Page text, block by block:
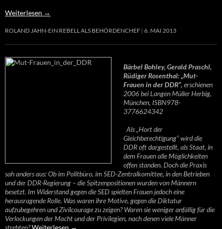
Weiterlesen →
ROLAND JAHN-EIN REBELL ALS BEHÖRDENCHEF 6. MAI 2013
Bärbel Bohley, Gerald Praschl,
Rüdiger Rosenthal: „Mut-
Frauen in der DDR“,erschienen
2006 bei Langen Müller Herbig,
München, ISBN978-
3776624342
Als „Hort der
Gleichberechtigung“ wird die
DDR oft dargestellt, als Staat, in
dem Frauen alle Möglichkeiten
offen standen. Doch die Praxis
sah anders aus: Ob im Politbüro, im SED-Zentralkomittee, in den Betrieben
und der DDR-Regierung – die Spitzenpositionen wurden von Männern
besetzt. Im Widerstand gegen die SED spielten Frauen jedoch eine
herausragende Rolle. Was waren ihre Motive, gegen die Diktatur
aufzubegehren und Zivilcourage zu zeigen? Waren sie weniger anfällig für die
Verlockungen der Macht und der Privilegien, nach denen viele Männer